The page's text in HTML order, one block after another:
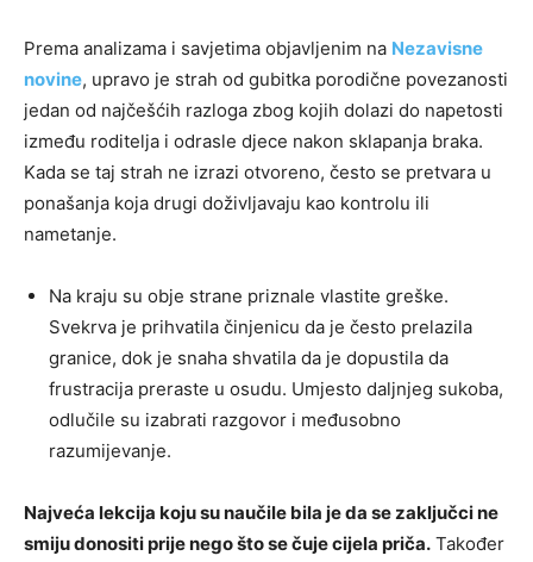
Prema analizama i savjetima objavljenim na Nezavisne
novine, upravo je strah od gubitka porodične povezanosti
jedan od najčešćih razloga zbog kojih dolazi do napetosti
između roditelja i odrasle djece nakon sklapanja braka.
Kada se taj strah ne izrazi otvoreno, često se pretvara u
ponašanja koja drugi doživljavaju kao kontrolu ili
nametanje.
Na kraju su obje strane priznale vlastite greške.
Svekrva je prihvatila činjenicu da je često prelazila
granice, dok je snaha shvatila da je dopustila da
frustracija preraste u osudu. Umjesto daljnjeg sukoba,
odlučile su izabrati razgovor i međusobno
razumijevanje.
Najveća lekcija koju su naučile bila je da se zaključci ne
smiju donositi prije nego što se čuje cijela priča. Također